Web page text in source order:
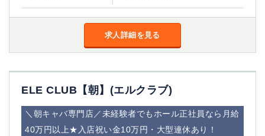
求人詳細を見る
ELE CLUB【朝】(エルクラブ)
＼朝キャバ専門店／未経験者でもホール正社員なら月給
40万円以上★入店祝い金10万円・大型連休あり！
祖師ヶ谷大蔵
小岩
久米川
西麻布
五井
川崎
溝の口
本厚木
新横浜